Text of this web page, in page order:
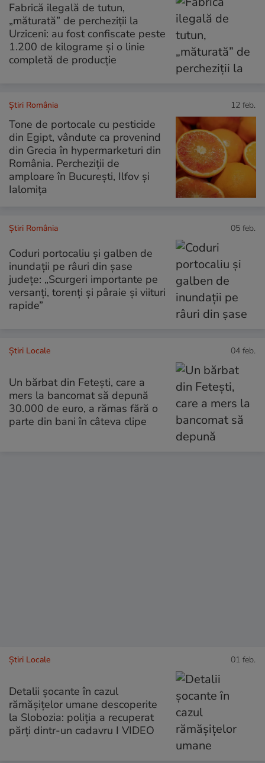
Fabrică ilegală de tutun,
„măturată” de percheziții la
Urziceni: au fost confiscate peste
1.200 de kilograme și o linie
completă de producție
Știri România 12 feb.
Tone de portocale cu pesticide
din Egipt, vândute ca provenind
din Grecia în hypermarketuri din
România. Percheziţii de
amploare în Bucureşti, Ilfov şi
Ialomiţa
Știri România 05 feb.
Coduri portocaliu și galben de
inundații pe râuri din șase
județe: „Scurgeri importante pe
versanţi, torenţi şi pâraie și viituri
rapide”
Știri Locale 04 feb.
Un bărbat din Fetești, care a
mers la bancomat să depună
30.000 de euro, a rămas fără o
parte din bani în câteva clipe
Știri Locale 01 feb.
Detalii șocante în cazul
rămășițelor umane descoperite
la Slobozia: poliția a recuperat
părți dintr-un cadavru I VIDEO